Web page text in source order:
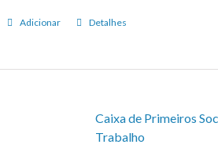
Adicionar Detalhes
Caixa de Primeiros
Trabalho